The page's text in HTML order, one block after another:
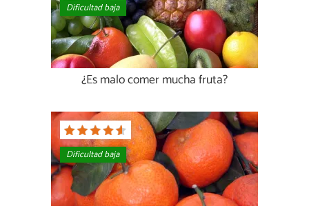
Dificultad baja
¿Es malo comer mucha fruta?
Dificultad baja